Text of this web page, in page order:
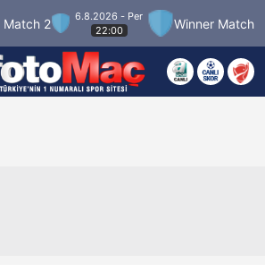
2
6.8.2026 - Per
22:00
Winner Match 3